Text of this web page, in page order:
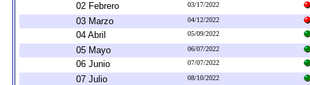
02 Febrero 03/17/2022
03 Marzo 04/12/2022
04 Abril 05/09/2022
05 Mayo 06/07/2022
06 Junio 07/07/2022
07 Julio 08/10/2022